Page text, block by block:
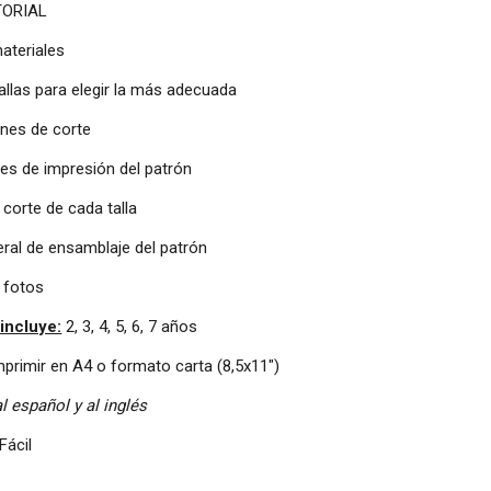
para elegir la más adecuada
de corte
de impresión del patrón
de cada talla
de ensamblaje del patrón
fotos
2, 3, 4, 5, 6, 7 años
en A4 o formato carta (8,5x11")
español y al inglés